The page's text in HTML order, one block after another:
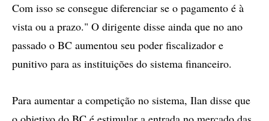
Com isso se consegue diferenciar se o pagamento é à
vista ou a prazo." O dirigente disse ainda que no ano
passado o BC aumentou seu poder fiscalizador e
punitivo para as instituições do sistema financeiro.
Para aumentar a competição no sistema, Ilan disse que